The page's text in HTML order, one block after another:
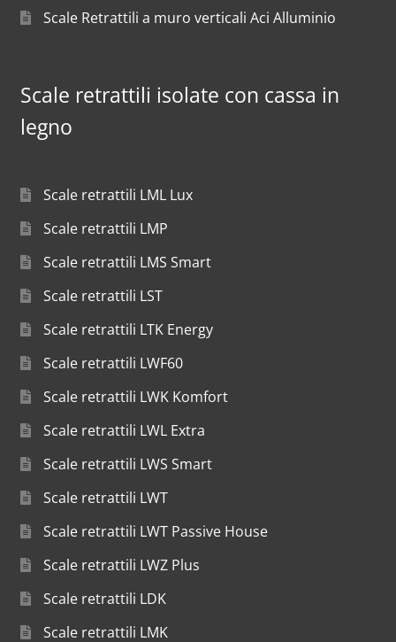
Scale Retrattili a muro verticali Aci Alluminio
Scale retrattili isolate con cassa in
legno
Scale retrattili LML Lux
Scale retrattili LMP
Scale retrattili LMS Smart
Scale retrattili LST
Scale retrattili LTK Energy
Scale retrattili LWF60
Scale retrattili LWK Komfort
Scale retrattili LWL Extra
Scale retrattili LWS Smart
Scale retrattili LWT
Scale retrattili LWT Passive House
Scale retrattili LWZ Plus
Scale retrattili LDK
Scale retrattili LMK